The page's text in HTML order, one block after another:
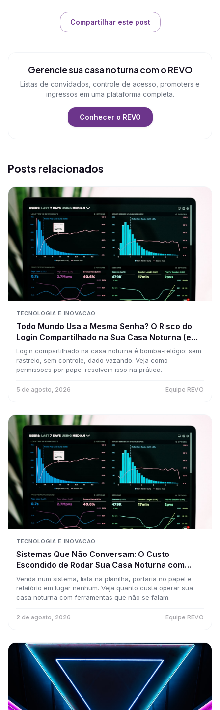
Compartilhar este post
Gerencie sua casa noturna com o REVO
Listas de convidados, controle de acesso, promoters e
ingressos em uma plataforma completa.
Conhecer o REVO
Posts relacionados
TECNOLOGIA E INOVACAO
Todo Mundo Usa a Mesma Senha? O Risco do
Login Compartilhado na Sua Casa Noturna (e
Como Resolver com Permissões por Papel)
Login compartilhado na casa noturna é bomba-relógio: sem
rastreio, sem controle, dado vazando. Veja como
permissões por papel resolvem isso na prática.
5 de agosto, 2026 Equipe REVO
TECNOLOGIA E INOVACAO
Sistemas Que Não Conversam: O Custo
Escondido de Rodar Sua Casa Noturna com
Cinco Ferramentas Desconectadas
Venda num sistema, lista na planilha, portaria no papel e
relatório em lugar nenhum. Veja quanto custa operar sua
casa noturna com ferramentas que não se falam.
2 de agosto, 2026 Equipe REVO